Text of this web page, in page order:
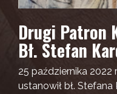
Drugi Patron
Bł. Stefan
25 października 2022
ustanowił bł.